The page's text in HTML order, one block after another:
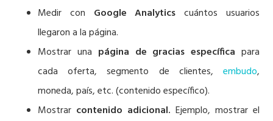
Medir con Google Analytics cuántos usuarios
llegaron a la página.
Mostrar una página de gracias específica para
cada oferta, segmento de clientes, embudo,
moneda, país, etc. (contenido específico).
Mostrar contenido adicional. Ejemplo, mostrar el